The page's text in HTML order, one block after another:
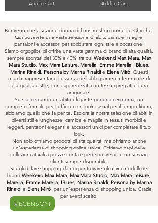
Add to Cart Add to Cart
Benvenuti nella sezione donna del nostro shop online Le Chicche.
Qui troverete una vasta selezione di abiti, camicie, maglie,
pantaloni e accessori per soddisfare ogni stile e occasione.
Siamo orgogliosi di offrire una vasta gamma di brand di alta qualità,
sempre scontati del 30% e 40%, tra cui Weekend Max Mara, Max
Mara Studio, Max Mara Leisure, Marella, Emme Marella, IBlues,
Marina Rinaldi, Persona by Marina Rinaldi e Elena Miró. Questi
marchi rappresentano l'essenza dell'abbigliamento femminile di
alta qualità e stile, con capi realizzati con tessuti pregiati e cura
artigianale.
Se stai cercando un abito elegante per una cerimonia, un
completo formale per l'ufficio o un look casual per il tempo libero,
abbiamo quello che fa per te. Esplora la nostra selezione di abiti in
diversi stili e lunghezze, camicie e maglie in tessuti morbidi e
leggeri, pantaloni eleganti e accessori unici per completare il tuo
look.
Non solo offriamo prodotti di alta qualità, ma offriamo anche
un'esperienza di shopping online unica. Offriamo capi delle
collezioni attuali a prezzi scontati spedizioni veloci e un servizio
clienti sempre disponibile.
Scegli di fare shopping da noi per trovare gli ultimi modelli dei
brand Weekend Max Mara, Max Mara Studio, Max Mara Leisure,
Marella, Emme Marella, IBlues, Marina Rinaldi, Persona by Marina
Rinaldie Elena Miró per un'esperienza di shopping unica. Grazie
per averci scelto
RECENSIONI